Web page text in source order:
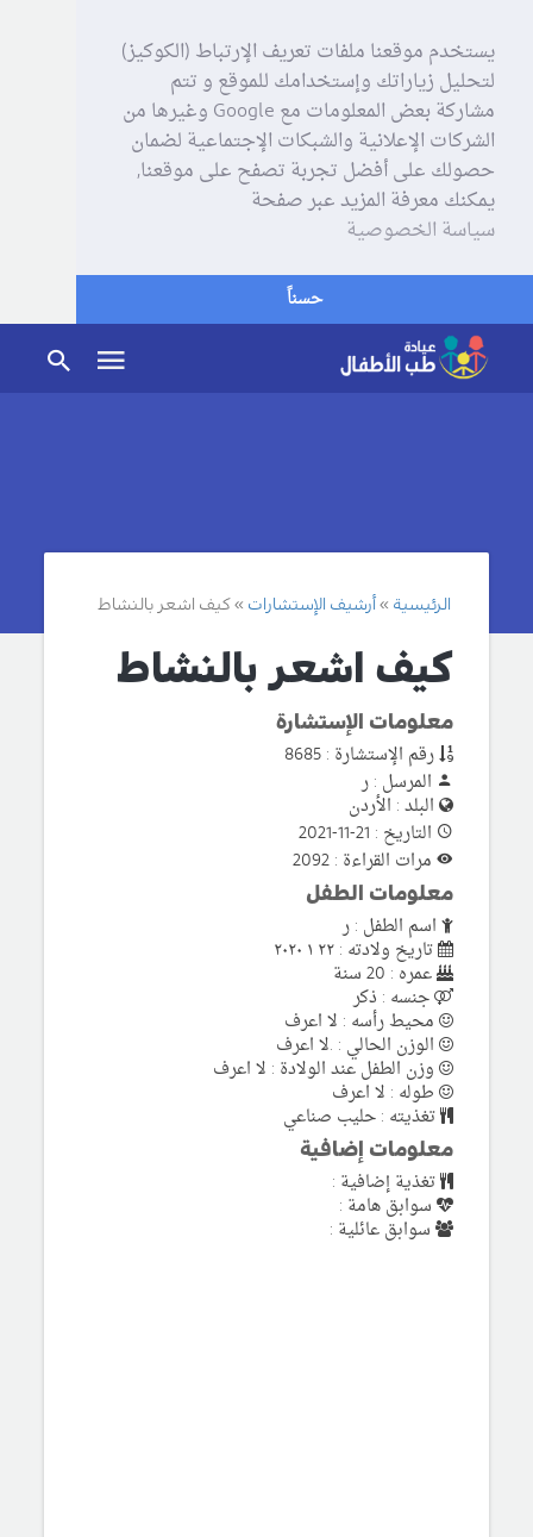
يستخدم موقعنا ملفات تعريف الإرتباط (الكوكيز)
لتحليل زياراتك وإستخدامك للموقع و تتم
مشاركة بعض المعلومات مع Google وغيرها من
الشركات الإعلانية والشبكات الإجتماعية لضمان
حصولك على أفضل تجربة تصفح على موقعنا,
يمكنك معرفة المزيد عبر صفحة
سياسة الخصوصية
حسناً
الرئيسية أرشيف الإستشارات كيف اشعر بالنشاط
كيف اشعر بالنشاط
معلومات الإستشارة
رقم الإستشارة : 8685
المرسل : ر
البلد : الأردن
التاريخ : 21-11-2021
مرات القراءة : 2092
معلومات الطفل
اسم الطفل : ر
تاريخ ولادته : ٢٢ ١ ٢٠٢٠
عمره : 20 سنة
جنسه : ذكر
محيط رأسه : لا اعرف
الوزن الحالي : .لا اعرف
وزن الطفل عند الولادة : لا اعرف
طوله : لا اعرف
تغذيته : حليب صناعي
معلومات إضافية
تغذية إضافية :
سوابق هامة :
سوابق عائلية :